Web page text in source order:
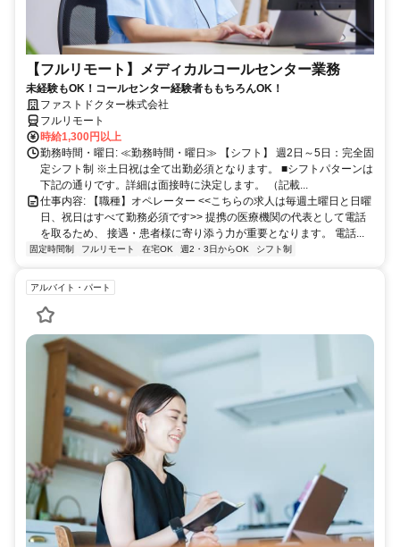
【フルリモート】メディカルコールセンター業務
未経験もOK！コールセンター経験者ももちろんOK！
ファストドクター株式会社
フルリモート
時給1,300円以上
勤務時間・曜日: ≪勤務時間・曜日≫ 【シフト】 週2日～5日：完全固
定シフト制 ※土日祝は全て出勤必須となります。ㅤ ■シフトパターンは
下記の通りです。詳細は面接時に決定します。 （記載...
仕事内容: 【職種】オペレーター <<こちらの求人は毎週土曜日と日曜
日、祝日はすべて勤務必須です>> 提携の医療機関の代表として電話
を取るため、 接遇・患者様に寄り添う力が重要となります。 電話...
固定時間制 フルリモート 在宅OK 週2・3日からOK シフト制
アルバイト・パート